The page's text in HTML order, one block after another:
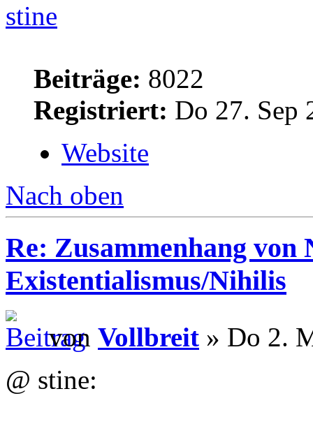
stine
Beiträge: 8022
Registriert: Do 27. Sep
Website
Nach oben
Re: Zusammenhang
Existentialismus/Nihilis
von Vollbreit » Do 2.
@ stine: